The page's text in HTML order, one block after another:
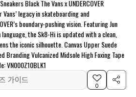
Black The Vans x UNDERCOVER
legacy in skateboarding and
boundary-pushing vision. Featuring Jun
the Sk8-Hi is updated with a clean,
the iconic silhouette. Canvas Upper Suede
Branding Vulcanized Midsole High Foxing Tape
VN000Z10BLK1
가이드
0